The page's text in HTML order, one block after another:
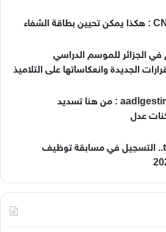
الجزائر للموسم الدراسي
aadlgestimmo.dz/epayement : من هنا تسديد
عدل
tawdif.education.dz.. التسجيل في مسابقة توظيف